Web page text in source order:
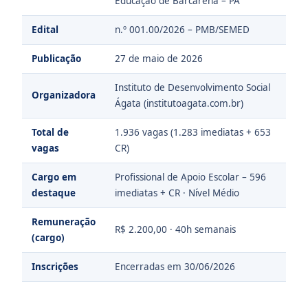
Edital n.º 001.00/2026 – PMB/SEMED
Publicação 27 de maio de 2026
Organizadora
Instituto de Desenvolvimento Social
Ágata (institutoagata.com.br)
Total de
vagas
1.936 vagas (1.283 imediatas + 653
CR)
Cargo em
destaque
Profissional de Apoio Escolar – 596
imediatas + CR · Nível Médio
Remuneração
(cargo)
R$ 2.200,00 · 40h semanais
Inscrições Encerradas em 30/06/2026